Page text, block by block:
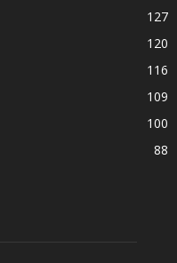
127
120
116
109
100
88